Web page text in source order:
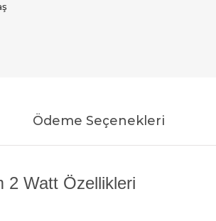
Ödeme Seçenekleri
2 Watt Özellikleri